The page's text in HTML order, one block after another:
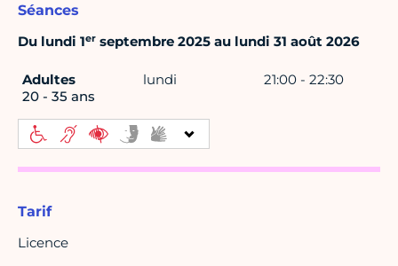
Séances
Du lundi 1er septembre 2025 au lundi 31 août 2026
Adultes
20 - 35 ans
lundi 21:00 - 22:30
Tarif
Licence